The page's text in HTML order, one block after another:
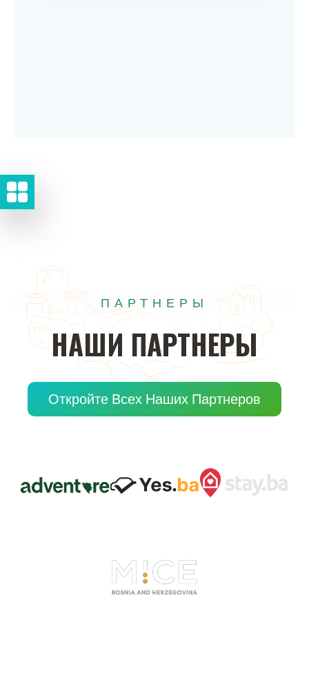
ПАРТНЕРЫ
НАШИ ПАРТНЕРЫ
Откройте Всех Наших Партнеров